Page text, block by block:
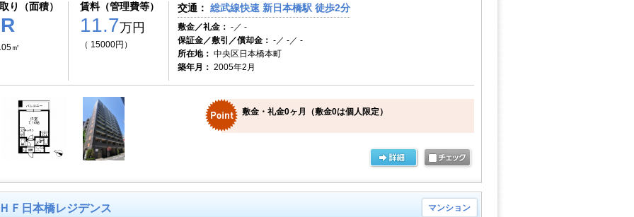
り（面積）
㎡
賃料（管理費等）
11.7万円
（ 15000円）
交通： 総武線快速 新日本橋駅 徒歩2分
敷金／礼金： -／ -
保証金／敷引／償却金： -／ -／ -
所在地： 中央区日本橋本町
築年月： 2005年2月
敷金・礼金0ヶ月（敷金0は個人限定）
Ｆ日本橋レジデンス マンション